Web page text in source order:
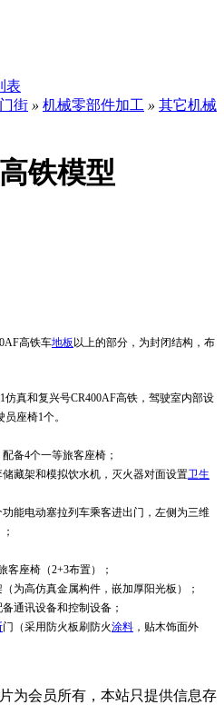
表
街 » 机械零部件加工 » 其它机械
铁模型
高铁车地板以上的部分，为封闭结构，布
仿真和复兴号CR400AF高铁， 驾驶室内部设
座椅1个。
配备4个一等旅客座椅；
储藏架和模拟饮水机 ，灭火器对面设置卫生
能电动塞拉列车乘客进出门，左侧为三维
客座椅（2+3布置）；
为高仿真金属构件，嵌加厚阳光板 ）；
通讯设备和控制设备；
门（采用防火板刷防火涂料 ，贴木饰面外
为会员所有，本站只提供信息存